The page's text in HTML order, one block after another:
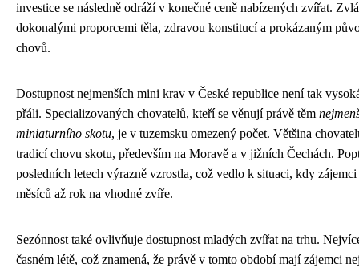
investice se následně odráží v konečné ceně nabízených zvířat.
dokonalými proporcemi těla, zdravou konstitucí a prokázaným
chovů.
Dostupnost nejmenších mini krav v České republice není tak
přáli. Specializovaných chovatelů, kteří se věnují právě těm
miniaturního skotu, je v tuzemsku omezený počet. Většina
tradicí chovu skotu, především na Moravě a v jižních Čechách.
posledních letech výrazně vzrostla, což vedlo k situaci, kdy
měsíců až rok na vhodné zvíře.
Sezónnost také ovlivňuje dostupnost mladých zvířat na trhu.
časném létě, což znamená, že právě v tomto období mají zájemci